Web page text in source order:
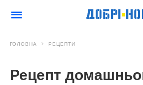
ГОЛОВНА РЕЦЕПТИ
Рецепт